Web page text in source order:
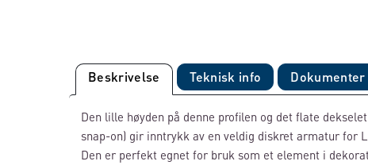
Beskrivelse Teknisk info Dokumenter
Den lille høyden på denne profilen og det flate
snap-on) gir inntrykk av en veldig diskret armatur for
Den er perfekt egnet for bruk som et element i